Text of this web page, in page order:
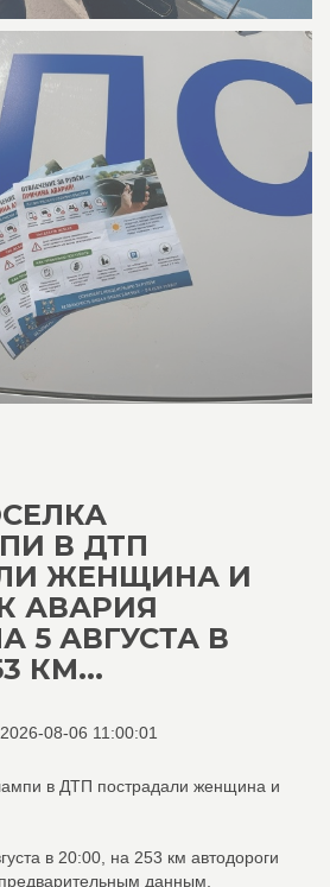
В ДТП
ЖЕНЩИНА И
АВАРИЯ
5 АВГУСТА В
КМ...
2026-08-06 11:00:01
в ДТП пострадали женщина и
в 20:00, на 253 км автодороги
данным,